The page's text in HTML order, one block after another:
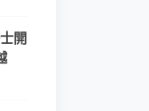
開